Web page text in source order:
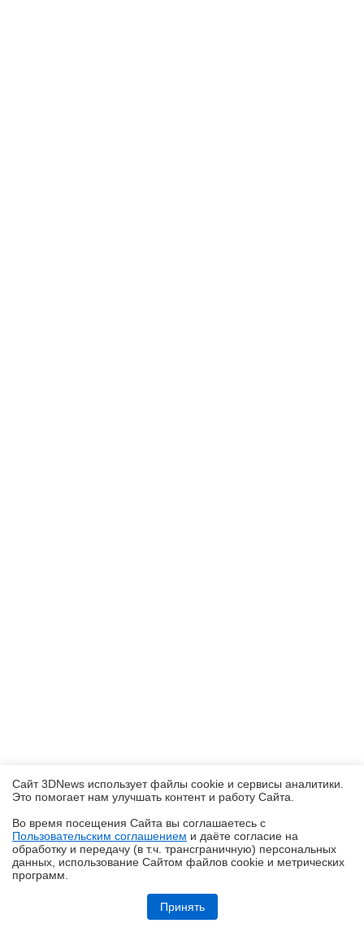
Обзор системы жидкостного охлаждения MSI MEG CoreLiquid E15
360: экран-водопад теперь и на СЖО
Сайт 3DNews использует файлы cookie и сервисы аналитики.
Это помогает нам улучшать контент и работу Cайта.
Во время посещения Cайта вы соглашаетесь с
Пользовательским соглашением и даёте согласие на
обработку и передачу (в т.ч. трансграничную) персональных
данных, использование Cайтом файлов cookie и метрических
программ.
Принять